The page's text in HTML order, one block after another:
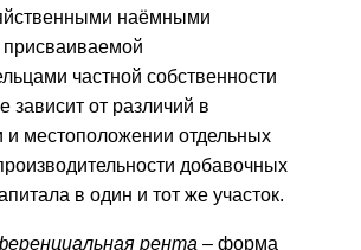
наёмными
частной собственности
зависит от различий в
и местоположении отдельных
добавочных
в один и тот же участок.
рента – форма